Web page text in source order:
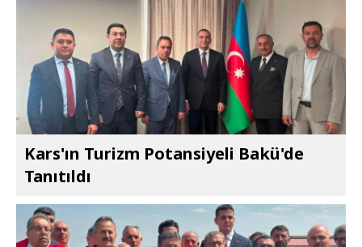
Kars'ın Turizm Potansiyeli Bakü'de
Tanıtıldı